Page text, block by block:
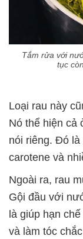
Tắm rửa với
tục
Loại rau này
Nó thể hiện cả
nói riêng. Đó là
carotene và
Ngoài ra, rau
Gội đầu với
là giúp hạn
và làm tóc